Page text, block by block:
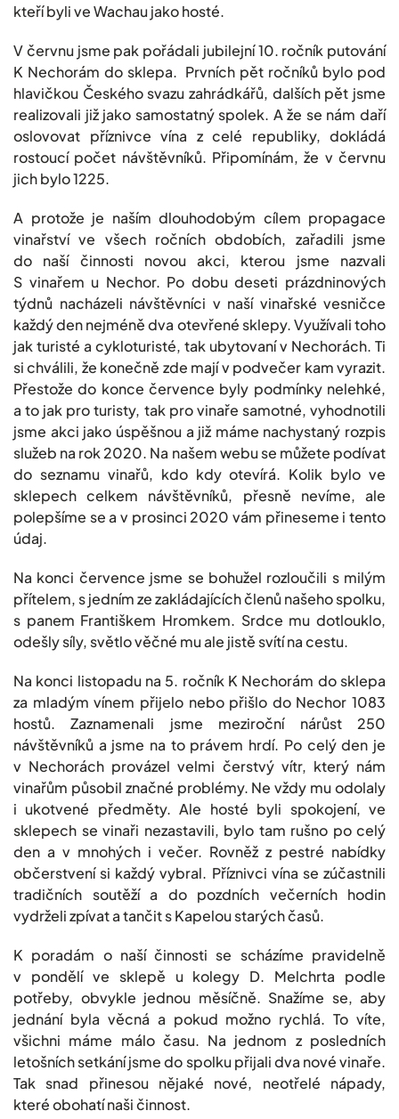
kteří byli ve Wachau jako hosté.
V červnu jsme pak pořádali jubilejní 10. ročník putování
K Nechorám do sklepa. Prvních pět ročníků bylo pod
hlavičkou Českého svazu zahrádkářů, dalších pět jsme
realizovali již jako samostatný spolek. A že se nám daří
oslovovat příznivce vína z celé republiky, dokládá
rostoucí počet návštěvníků. Připomínám, že v červnu
jich bylo 1225.
A protože je naším dlouhodobým cílem propagace
vinařství ve všech ročních obdobích, zařadili jsme
do naší činnosti novou akci, kterou jsme nazvali
S vinařem u Nechor. Po dobu deseti prázdninových
týdnů nacházeli návštěvníci v naší vinařské vesničce
každý den nejméně dva otevřené sklepy. Využívali toho
jak turisté a cykloturisté, tak ubytovaní v Nechorách. Ti
si chválili, že konečně zde mají v podvečer kam vyrazit.
Přestože do konce července byly podmínky nelehké,
a to jak pro turisty, tak pro vinaře samotné, vyhodnotili
jsme akci jako úspěšnou a již máme nachystaný rozpis
služeb na rok 2020. Na našem webu se můžete podívat
do seznamu vinařů, kdo kdy otevírá. Kolik bylo ve
sklepech celkem návštěvníků, přesně nevíme, ale
polepšíme se a v prosinci 2020 vám přineseme i tento
údaj.
Na konci července jsme se bohužel rozloučili s milým
přítelem, s jedním ze zakládajících členů našeho spolku,
s panem Františkem Hromkem. Srdce mu dotlouklo,
odešly síly, světlo věčné mu ale jistě svítí na cestu.
Na konci listopadu na 5. ročník K Nechorám do sklepa
za mladým vínem přijelo nebo přišlo do Nechor 1083
hostů. Zaznamenali jsme meziroční nárůst 250
návštěvníků a jsme na to právem hrdí. Po celý den je
v Nechorách provázel velmi čerstvý vítr, který nám
vinařům působil značné problémy. Ne vždy mu odolaly
i ukotvené předměty. Ale hosté byli spokojení, ve
sklepech se vinaři nezastavili, bylo tam rušno po celý
den a v mnohých i večer. Rovněž z pestré nabídky
občerstvení si každý vybral. Příznivci vína se zúčastnili
tradičních soutěží a do pozdních večerních hodin
vydrželi zpívat a tančit s Kapelou starých časů.
K poradám o naší činnosti se scházíme pravidelně
v pondělí ve sklepě u kolegy D. Melchrta podle
potřeby, obvykle jednou měsíčně. Snažíme se, aby
jednání byla věcná a pokud možno rychlá. To víte,
všichni máme málo času. Na jednom z posledních
letošních setkání jsme do spolku přijali dva nové vinaře.
Tak snad přinesou nějaké nové, neotřelé nápady,
které obohatí naši činnost.